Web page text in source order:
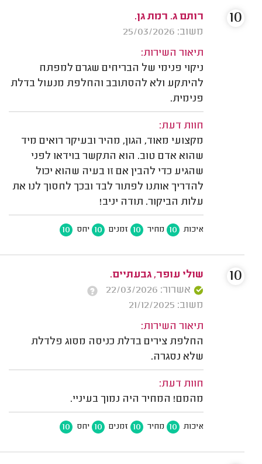
רותם ג. רמת גן.
משוב: 25/03/2026
תיאור השירות:
ניקוי פנימי של הבריחים שגרם למפתח
להיתקע ולא להסתובב והחלפת מנעול בדלת
פנימית.
חוות דעת:
מקצועי מאוד, הגון, מהיר ובעיקר רואים מיד
שהוא אדם טוב. הוא התקשר בוידאו לפני
שהגיע כדי להבין אם זו בעיה שהוא יכול
להדריך אותנו לפתור לבד ובכך לחסוך לנו את
עלות הביקור. תודה יניב!
איכות 10 מחיר 10 זמנים 10 יחס 10
10
שולי עופר, גבעתיים.
אשרור: 22/03/2026
משוב: 21/12/2025
תיאור השירות:
החלפת צירים בדלת כניסה מסוג פלדלת
שלא נסגרה.
חוות דעת:
מהמם! המחיר היה נמוך בעיניי.
איכות 10 מחיר 10 זמנים 10 יחס 10
10